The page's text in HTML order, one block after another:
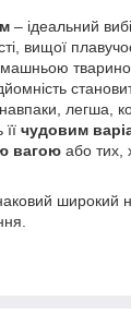
– ідеальний
вищої
навпаки, легша,
чудовим
вагою або тих,
широкий